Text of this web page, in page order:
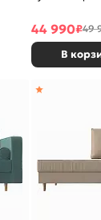
44 990₽49
В